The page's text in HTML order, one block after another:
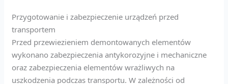
Przygotowanie i zabezpieczenie urządzeń przed
transportem
Przed przewiezieniem demontowanych elementów
wykonano zabezpieczenia antykorozyjne i mechaniczne
oraz zabezpieczenia elementów wrażliwych na
uszkodzenia podczas transportu. W zależności od